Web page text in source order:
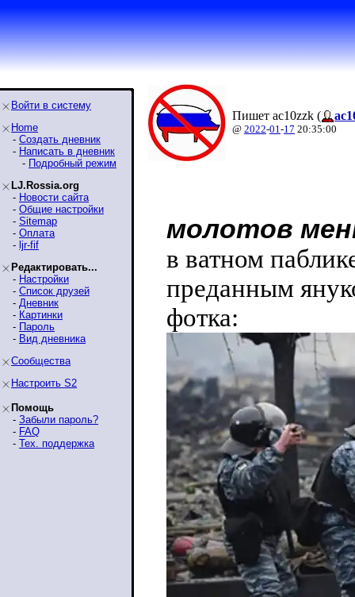
Войти в систему
Home
- Создать дневник
- Написать в дневник
- Подробный режим
LJ.Rossia.org
- Новости сайта
- Общие настройки
- Sitemap
- Оплата
- ljr-fif
Редактировать...
- Настройки
- Список друзей
- Дневник
- Картинки
- Пароль
- Вид дневника
Сообщества
Настроить S2
Помощь
- Забыли пароль?
- FAQ
- Тех. поддержка
Пишет ac10zzk (
@ 2022-01-17 20:35:00
молотов
в ватном
преданным
фотка: